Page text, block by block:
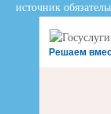
источник
Решаем